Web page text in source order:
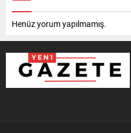
Henüz yorum yapılmamış.